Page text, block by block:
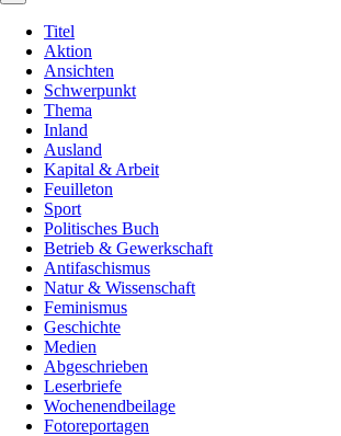
Titel
Aktion
Ansichten
Schwerpunkt
Thema
Inland
Ausland
Kapital & Arbeit
Feuilleton
Sport
Politisches Buch
Betrieb & Gewerkschaft
Antifaschismus
Natur & Wissenschaft
Feminismus
Geschichte
Medien
Abgeschrieben
Leserbriefe
Wochenendbeilage
Fotoreportagen